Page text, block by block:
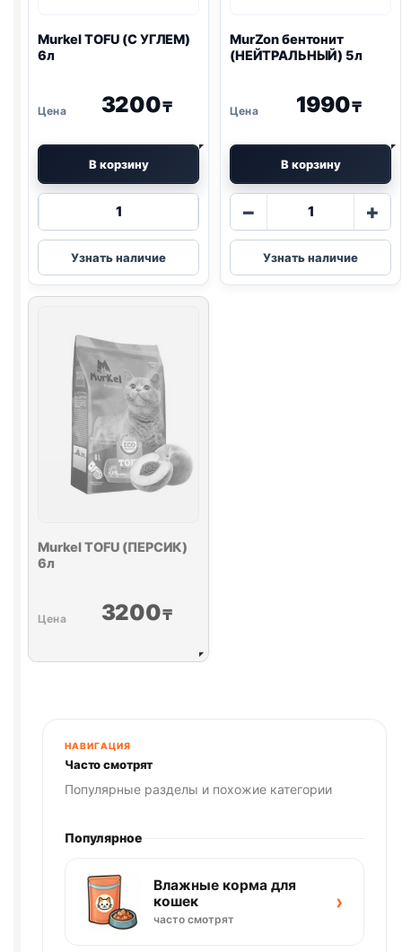
MurkelTOFU (С УГЛЕМ)
6л
3200₸
В корзину
Количество
Murkel
TOFU
(С
Узнать наличие
MurZonбентонит
(НЕЙТРАЛЬНЫЙ) 5л
1990₸
В корзину
−
Количество
MurZon
бентонит
+
Узнать наличие
MurkelTOFU (ПЕРСИК)
6л
3200₸
НАВИГАЦИЯ
Часто смотрят
Популярные разделы и похожие категории
Популярное
Влажные корма для
кошек
часто смотрят
›